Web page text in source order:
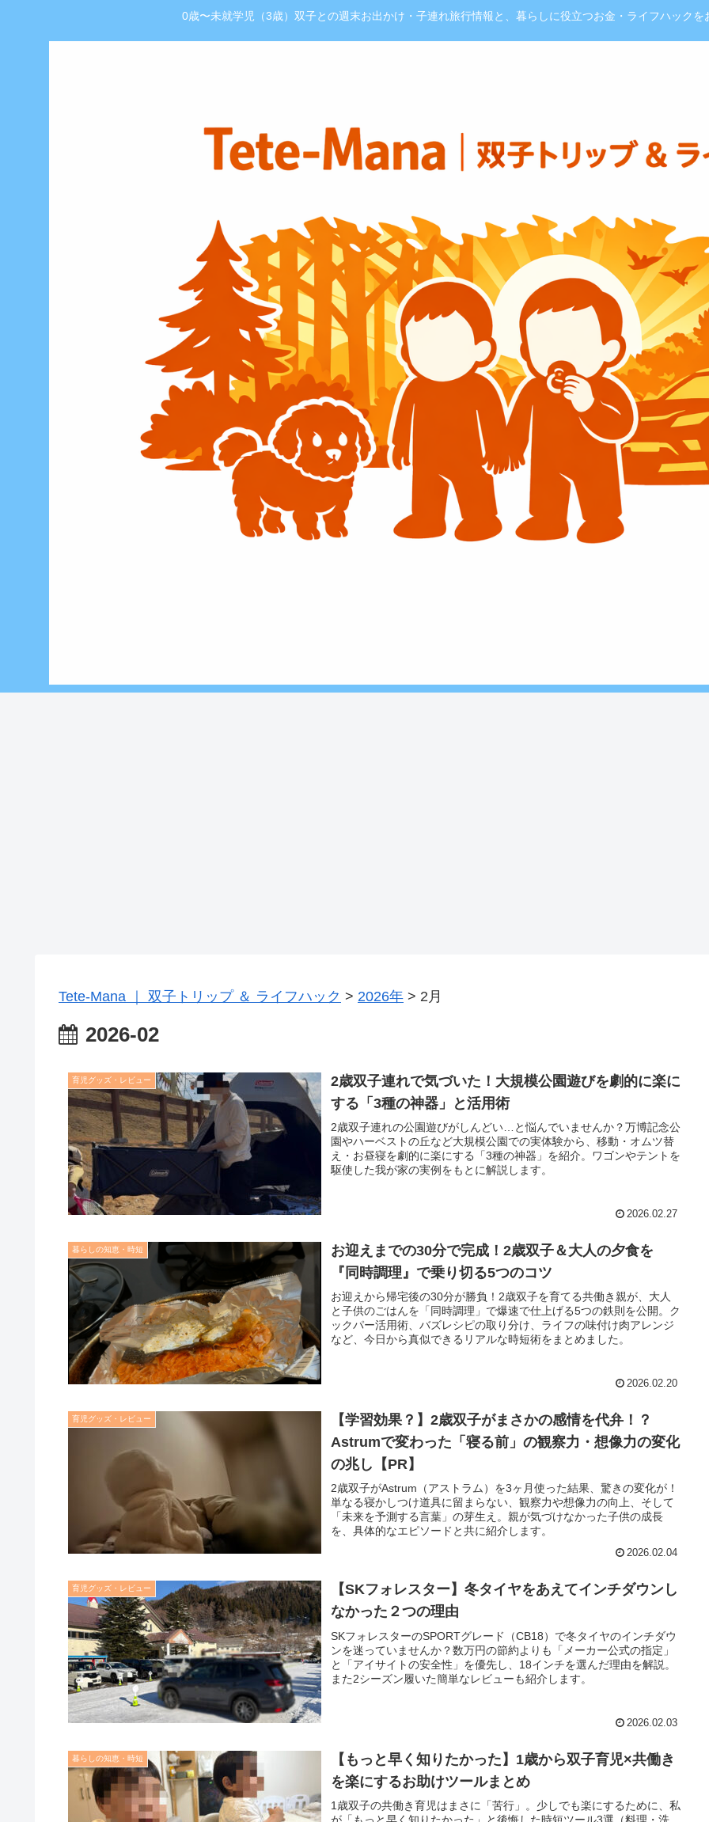
0歳〜未就学児（3歳）双子との週末お出かけ・子連れ旅行情報と、暮らしに役立つお金・ライフハックを
Tete-Mana ｜ 双子トリップ ＆ ライフハック > 2026年 > 2月
2026-02
育児グッズ・レビュー
2歳双子連れで気づいた！大規模公園遊びを劇的に楽に
する「3種の神器」と活用術
2歳双子連れの公園遊びがしんどい…と悩んでいませんか？万博記念公
園やハーベストの丘など大規模公園での実体験から、移動・オムツ替
え・お昼寝を劇的に楽にする「3種の神器」を紹介。ワゴンやテントを
駆使した我が家の実例をもとに解説します。
2026.02.27
暮らしの知恵・時短
お迎えまでの30分で完成！2歳双子＆大人の夕食を
『同時調理』で乗り切る5つのコツ
お迎えから帰宅後の30分が勝負！2歳双子を育てる共働き親が、大人
と子供のごはんを「同時調理」で爆速で仕上げる5つの鉄則を公開。ク
ックパー活用術、バズレシピの取り分け、ライフの味付け肉アレンジ
など、今日から真似できるリアルな時短術をまとめました。
2026.02.20
育児グッズ・レビュー
【学習効果？】2歳双子がまさかの感情を代弁！？
Astrumで変わった「寝る前」の観察力・想像力の変化
の兆し【PR】
2歳双子がAstrum（アストラム）を3ヶ月使った結果、驚きの変化が！
単なる寝かしつけ道具に留まらない、観察力や想像力の向上、そして
「未来を予測する言葉」の芽生え。親が気づけなかった子供の成長
を、具体的なエピソードと共に紹介します。
2026.02.04
育児グッズ・レビュー
【SKフォレスター】冬タイヤをあえてインチダウンし
なかった２つの理由
SKフォレスターのSPORTグレード（CB18）で冬タイヤのインチダウ
ンを迷っていませんか？数万円の節約よりも「メーカー公式の指定」
と「アイサイトの安全性」を優先し、18インチを選んだ理由を解説。
また2シーズン履いた簡単なレビューも紹介します。
2026.02.03
暮らしの知恵・時短
【もっと早く知りたかった】1歳から双子育児×共働き
を楽にするお助けツールまとめ
1歳双子の共働き育児はまさに「苦行」。少しでも楽にするために、私
が「もっと早く知りたかった」と後悔した時短ツール3選（料理・洗